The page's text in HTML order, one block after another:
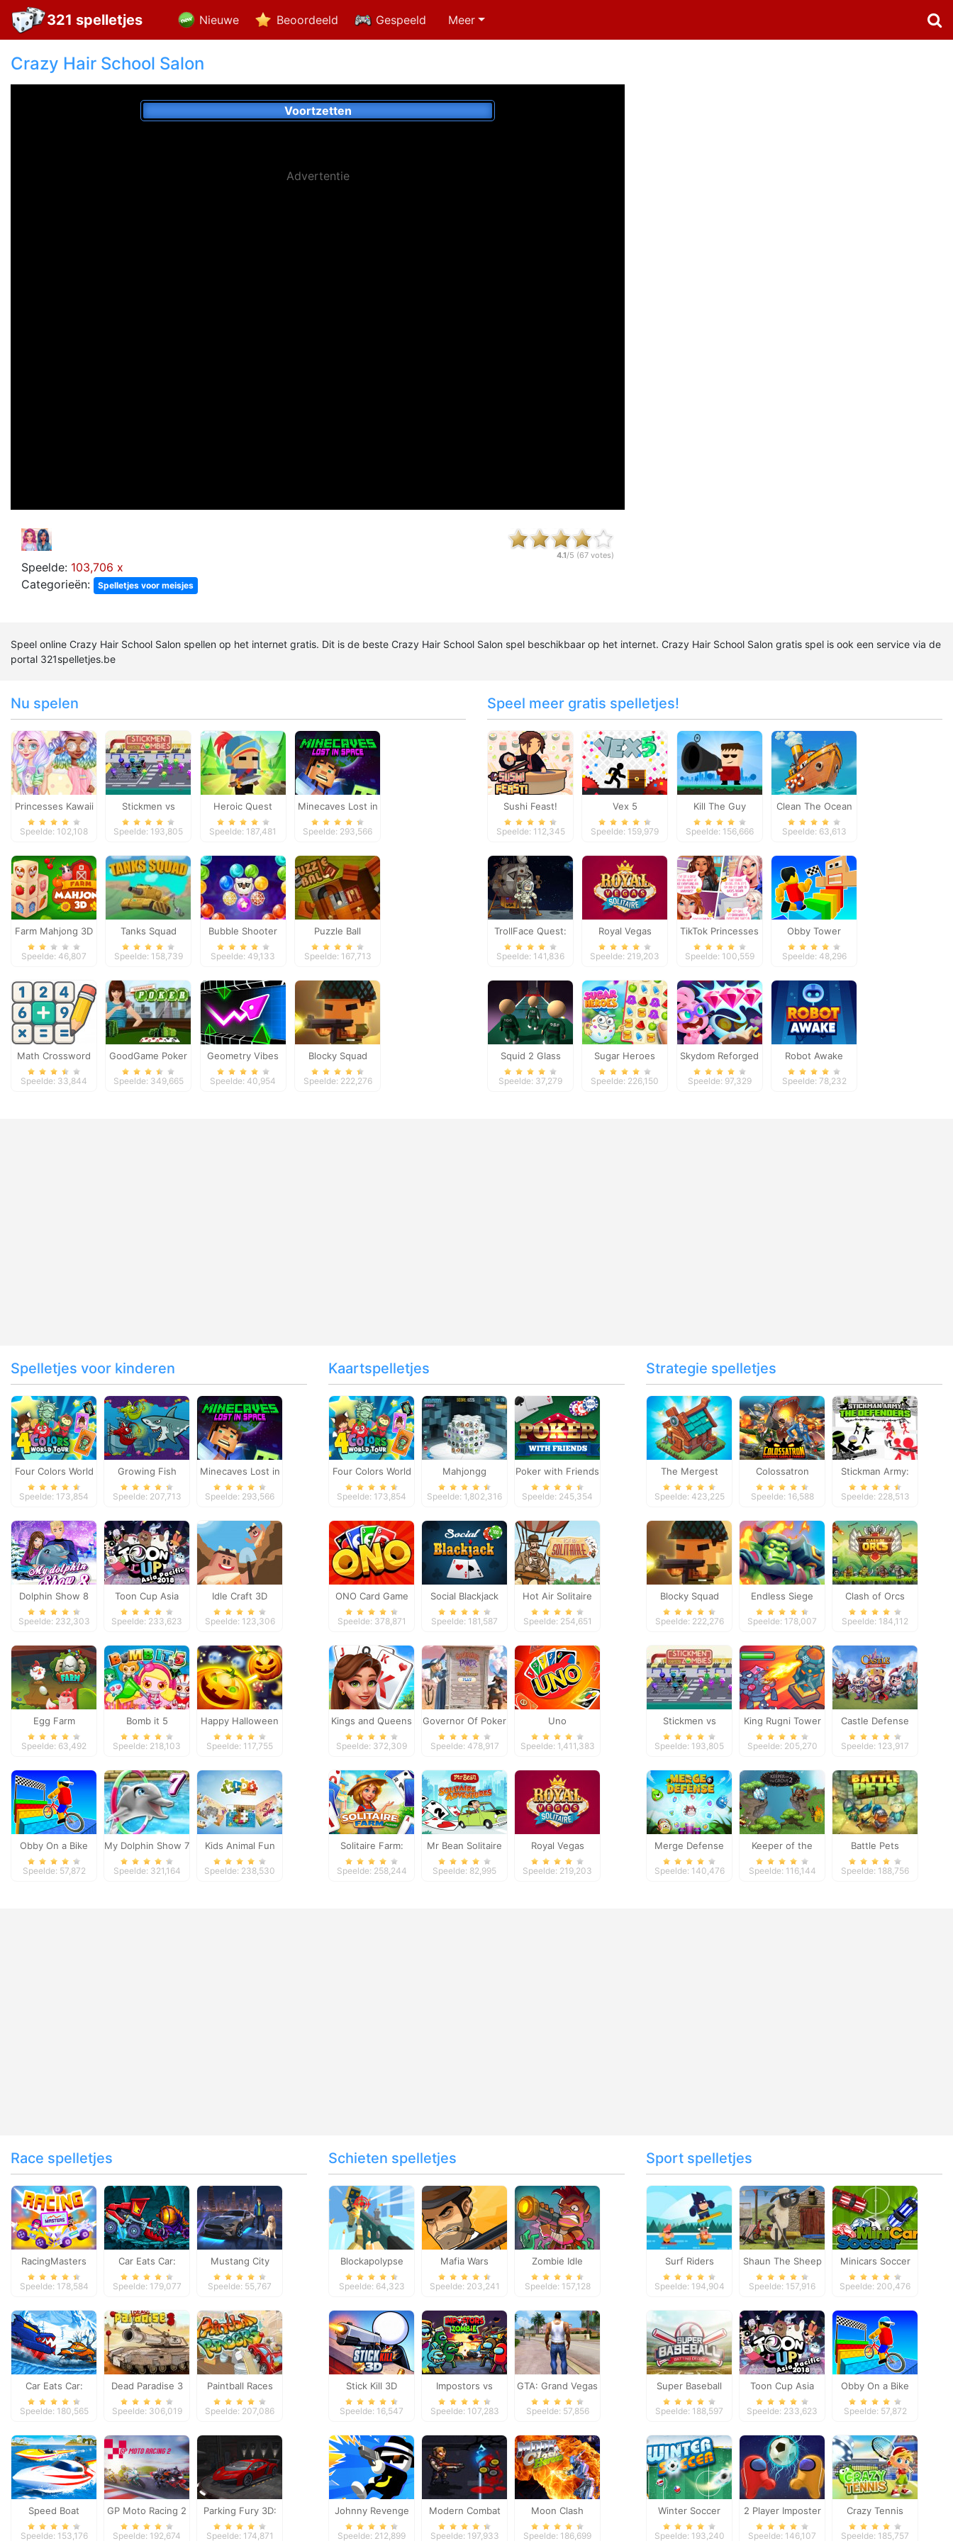
321 spelletjes Nieuwe Beoordeeld Gespeeld Meer
Crazy Hair School Salon
Voortzetten
Advertentie
Speelde: 103,706 x
Categorieën:
Spelletjes voor meisjes
4.1/5 (67votes)
Speel online Crazy Hair School Salon spellen op het internet gratis. Dit is de beste Crazy Hair School Salon spel beschikbaar op het internet. Crazy Hair School Salon gratis spel is ook een service via de
portal 321spelletjes.be
Nu spelen
Princesses Kawaii
Looks and
Speelde: 102,108
Stickmen vs
Zombies
Speelde: 193,805
Heroic Quest
Speelde: 187,481
Minecaves Lost in
Space
Speelde: 293,566
Farm Mahjong 3D
Speelde: 46,807
Tanks Squad
Speelde: 158,739
Bubble Shooter
Witch Tower
Speelde: 49,133
Puzzle Ball
Speelde: 167,713
Math Crossword
Puzzle - Genius
Speelde: 33,844
GoodGame Poker
Speelde: 349,665
Geometry Vibes
3D
Speelde: 40,954
Blocky Squad
Speelde: 222,276
Speel meer gratis spelletjes!
Sushi Feast!
Speelde: 112,345
Vex 5
Speelde: 159,979
Kill The Guy
Speelde: 156,666
Clean The Ocean
Speelde: 63,613
TrollFace Quest:
USA 1
Speelde: 141,836
Royal Vegas
Solitaire
Speelde: 219,203
TikTok Princesses
Back To Basics
Speelde: 100,559
Obby Tower
Parkour Climb
Speelde: 48,296
Squid 2 Glass
Bridge
Speelde: 37,279
Sugar Heroes
Speelde: 226,150
Skydom Reforged
Speelde: 97,329
Robot Awake
Speelde: 78,232
Spelletjes voor kinderen
Four Colors World
Tour
Speelde: 173,854
Growing Fish
Speelde: 207,713
Minecaves Lost in
Space
Speelde: 293,566
Dolphin Show 8
Speelde: 232,303
Toon Cup Asia
Pacific 2018
Speelde: 233,623
Idle Craft 3D
Speelde: 123,306
Egg Farm
Speelde: 63,492
Bomb it 5
Speelde: 218,103
Happy Halloween
Speelde: 117,755
Obby On a Bike
Speelde: 57,872
My Dolphin Show 7
Speelde: 321,164
Kids Animal Fun
Speelde: 238,530
Kaartspelletjes
Four Colors World
Tour
Speelde: 173,854
Mahjongg
Dimensions
Speelde: 1,802,316
Poker with Friends
Speelde: 245,354
ONO Card Game
Speelde: 378,871
Social Blackjack
Speelde: 181,587
Hot Air Solitaire
Speelde: 254,651
Kings and Queens
Solitaire Tripeaks
Speelde: 372,309
Governor Of Poker
2
Speelde: 478,917
Uno
Speelde: 1,411,383
Solitaire Farm:
Seasons
Speelde: 258,244
Mr Bean Solitaire
Adventures
Speelde: 82,995
Royal Vegas
Solitaire
Speelde: 219,203
Strategie spelletjes
The Mergest
Kingdom
Speelde: 423,225
Colossatron
Speelde: 16,588
Stickman Army:
The Defenders
Speelde: 228,513
Blocky Squad
Speelde: 222,276
Endless Siege
Speelde: 178,007
Clash of Orcs
Speelde: 184,112
Stickmen vs
Zombies
Speelde: 193,805
King Rugni Tower
Defense
Speelde: 205,270
Castle Defense
Speelde: 123,917
Merge Defense
Speelde: 140,476
Keeper of the
Grove 2
Speelde: 116,144
Battle Pets
Speelde: 188,756
Race spelletjes
RacingMasters
Speelde: 178,584
Car Eats Car:
Dungeon
Speelde: 179,077
Mustang City
Driver
Speelde: 55,767
Car Eats Car:
Winter Adventure
Speelde: 180,565
Dead Paradise 3
Speelde: 306,019
Paintball Races
Speelde: 207,086
Speed Boat
Extreme Racing
Speelde: 153,176
GP Moto Racing 2
Speelde: 192,674
Parking Fury 3D:
Night Thief
Speelde: 174,871
Schieten spelletjes
Blockapolypse
Zombie Shooter
Speelde: 64,323
Mafia Wars
Speelde: 203,241
Zombie Idle
Defense Online
Speelde: 157,128
Stick Kill 3D
Speelde: 16,547
Impostors vs
Zombies: Survival
Speelde: 107,283
GTA: Grand Vegas
Crime
Speelde: 57,856
Johnny Revenge
Speelde: 212,899
Modern Combat
Defense
Speelde: 197,933
Moon Clash
Heroes
Speelde: 186,699
Sport spelletjes
Surf Riders
Speelde: 194,904
Shaun The Sheep
Baahmy Golf
Speelde: 157,916
Minicars Soccer
Speelde: 200,476
Super Baseball
Speelde: 188,597
Toon Cup Asia
Pacific 2018
Speelde: 233,623
Obby On a Bike
Speelde: 57,872
Winter Soccer
Speelde: 193,240
2 Player Imposter
Soccer
Speelde: 146,107
Crazy Tennis
Speelde: 185,757